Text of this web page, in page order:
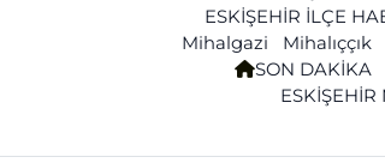
ESKİŞEHİR İLÇE
Mihalgazi
Mihalıççık
SON DAKİKA